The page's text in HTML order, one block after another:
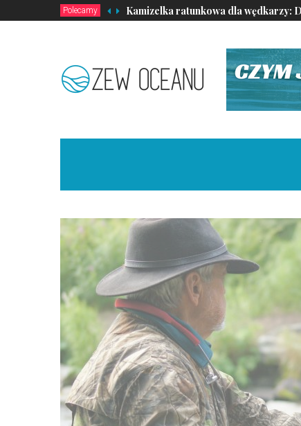
Polecamy Kamizelka ratunkowa dla wędkarzy: